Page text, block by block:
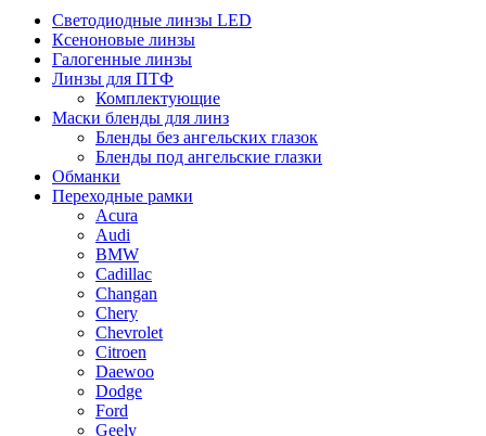
Светодиодные линзы LED
Ксеноновые линзы
Галогенные линзы
Линзы для ПТФ
Комплектующие
Маски бленды для линз
Бленды без ангельских глазок
Бленды под ангельские глазки
Обманки
Переходные рамки
Acura
Audi
BMW
Cadillac
Changan
Chery
Chevrolet
Citroen
Daewoo
Dodge
Ford
Geely